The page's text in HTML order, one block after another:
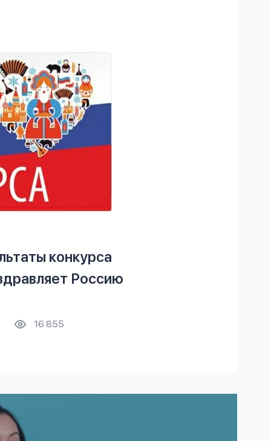
конкурса
Россию
16 855